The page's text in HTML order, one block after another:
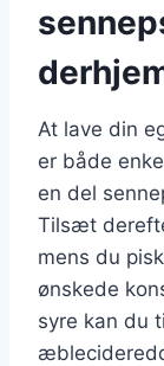
At lave din
er både
en del
Tilsæt
mens du
ønskede
syre kan du